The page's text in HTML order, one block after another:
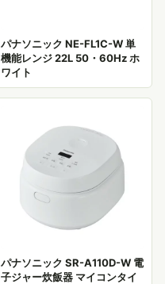
パナソニック NE-FL1C-W 単
機能レンジ 22L 50・60Hz ホ
ワイト
パナソニック SR-A110D-W 電
子ジャー炊飯器 マイコンタイ